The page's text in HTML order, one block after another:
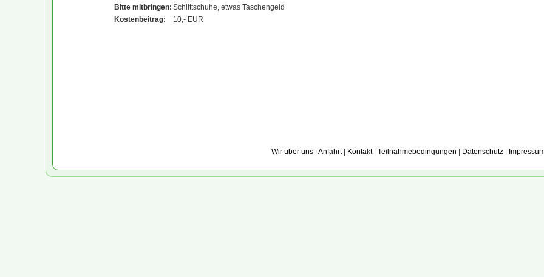
Bitte mitbringen: Schlittschuhe, etwas Taschengeld
Kostenbeitrag:
10,- EUR
Wir über uns| Anfahrt| Kontakt| Teilnahmebedingungen Datenschutz|